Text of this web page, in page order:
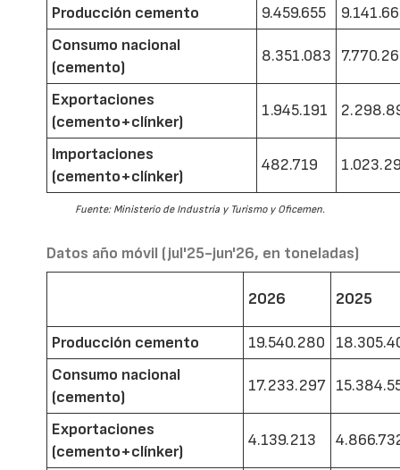
Producción cemento 9.459.655
Consumo nacional
(cemento)
8.351.083
Exportaciones
(cemento+clínker)
1.945.191
Importaciones
(cemento+clínker)
482.719
Fuente: Ministerio de Industria y Turismo y Oficemen.
Datos año móvil (jul'25-jun'26, en toneladas)
2026 2025
Producción cemento 19.540.280
Consumo nacional
(cemento)
17.233.297
Exportaciones
(cemento+clínker)
4.139.213